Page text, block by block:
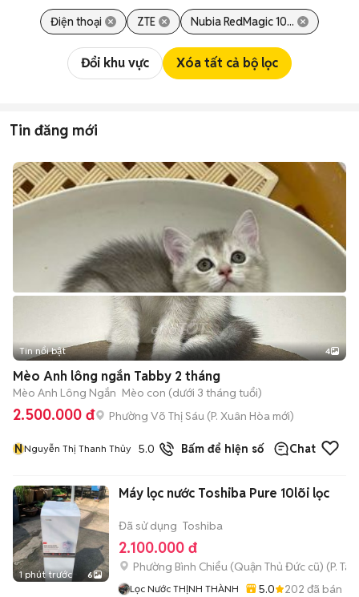
Điện thoại ZTE Nubia RedMagic 10...
Đổi khu vực Xóa tất cả bộ lọc
Tin đăng mới
Tin nổi bật 4
Mèo Anh lông ngắn Tabby 2 tháng
Mèo Anh Lông Ngắn Mèo con (dưới 3 tháng tuổi)
2.500.000 đ Phường Võ Thị Sáu (P. Xuân Hòa mới)
NNguyễn Thị Thanh Thủy 5.0 19 đã bán
Bấm để hiện số Chat
1 phút trước 6
Máy lọc nước Toshiba Pure 10lõi lọc
Đã sử dụng Toshiba
2.100.000 đ
Phường Bình Chiểu (Quận Thủ Đức cũ) (P.
Lọc Nước THỊNH THÀNH 5.0 202 đã bán